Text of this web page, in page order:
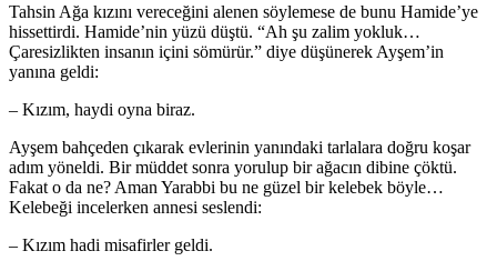
Tahsin Ağa kızını vereceğini alenen söylemese de bunu Hamide’ye
hissettirdi. Hamide’nin yüzü düştü. “Ah şu zalim yokluk…
Çaresizlikten insanın içini sömürür.” diye düşünerek Ayşem’in
yanına geldi:
– Kızım, haydi oyna biraz.
Ayşem bahçeden çıkarak evlerinin yanındaki tarlalara doğru koşar
adım yöneldi. Bir müddet sonra yorulup bir ağacın dibine çöktü.
Fakat o da ne? Aman Yarabbi bu ne güzel bir kelebek böyle…
Kelebeği incelerken annesi seslendi:
– Kızım hadi misafirler geldi.